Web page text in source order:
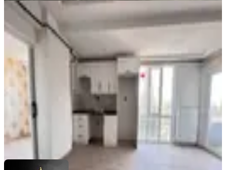
MANZARALI
Yeni Rota'dan Yeni Yapı Lüx 2+0
Satılık Daire
Dulkadiroğlu, Bahçeli Evler Mahallesi
2+0·80 m²·3. Kat 31.07.2026
2.850.000 ₺
YENİ ROTA İNŞAAT EMLAK
Ara